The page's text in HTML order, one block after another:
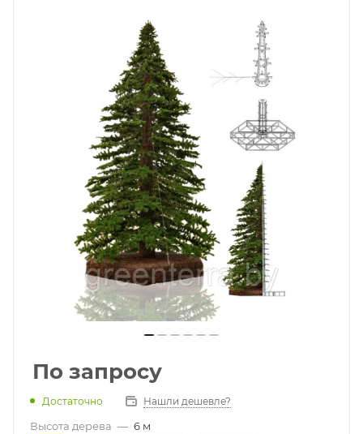
По запросу
Достаточно Нашли дешевле?
Высота дерева — 6 м